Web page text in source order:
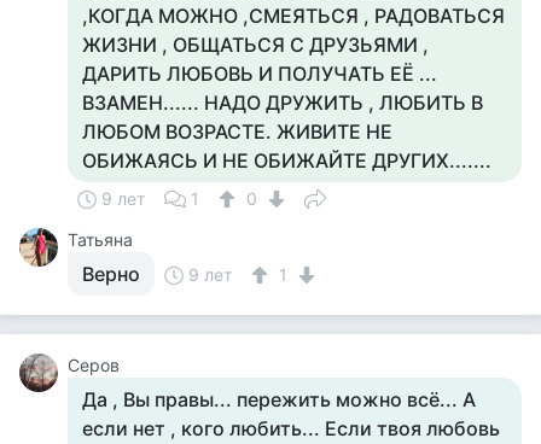
,КОГДА МОЖНО ,СМЕЯТЬСЯ , РАДОВАТЬСЯ
ЖИЗНИ , ОБЩАТЬСЯ С ДРУЗЬЯМИ ,
ДАРИТЬ ЛЮБОВЬ И ПОЛУЧАТЬ ЕЁ ...
ВЗАМЕН...... НАДО ДРУЖИТЬ , ЛЮБИТЬ В
ЛЮБОМ ВОЗРАСТЕ. ЖИВИТЕ НЕ
ОБИЖАЯСЬ И НЕ ОБИЖАЙТЕ ДРУГИХ.......
9 лет 1
0
Татьяна
Верно 9 лет 1
Серов
Да , Вы правы... пережить можно всё... А
если нет , кого любить... Если твоя любовь